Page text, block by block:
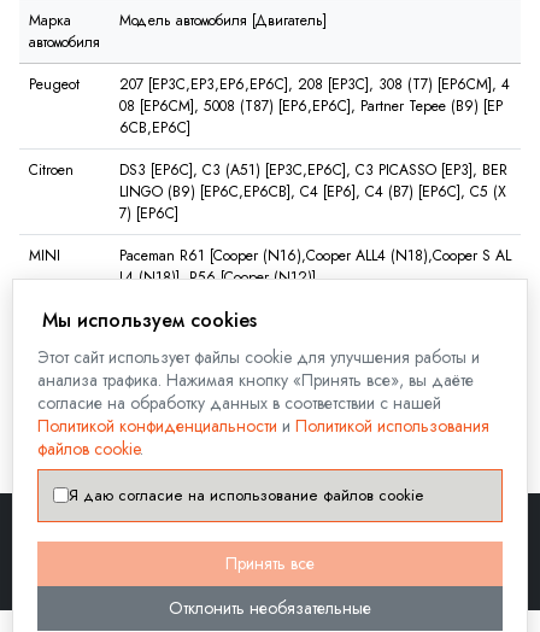
Марка
автомобиля
Модель автомобиля [Двигатель]
Peugeot
207 [EP3C,EP3,EP6,EP6C], 208 [EP3C], 308 (T7) [EP6CM], 4
08 [EP6CM], 5008 (T87) [EP6,EP6C], Partner Tepee (B9) [EP
6CB,EP6C]
Citroen
DS3 [EP6C], C3 (A51) [EP3C,EP6C], C3 PICASSO [EP3], BER
LINGO (B9) [EP6C,EP6CB], C4 [EP6], C4 (B7) [EP6C], C5 (X
7) [EP6C]
MINI
Paceman R61 [Cooper (N16),Cooper ALL4 (N18),Cooper S AL
L4 (N18)], R56 [Cooper (N12)]
Посмотреть полную совместимость
ⓘ Применимость указана справочная, точную применимость уточняйте по
VIN коду автомобиля. Для этого заполните форму на вкладке "Задать
вопрос" на данной странице.
Мы используем cookies
Этот сайт использует файлы cookie для улучшения работы и
анализа трафика. Нажимая кнопку «Принять все», вы даёте
согласие на обработку данных в соответствии с нашей
Политикой конфиденциальности и Политикой использования
файлов cookie.
Я даю согласие на использование файлов cookie
Принять все
Отклонить необязательные
Telegram